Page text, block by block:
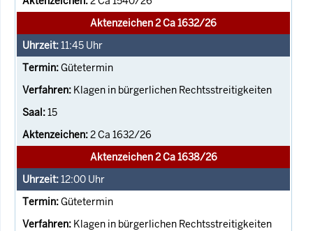
Aktenzeichen 2 Ca 1632/26
11:45 Uhr
Gütetermin
Klagen in bürgerlichen Rechtsstreitigkeiten
15
2 Ca 1632/26
Aktenzeichen 2 Ca 1638/26
12:00 Uhr
Gütetermin
Klagen in bürgerlichen Rechtsstreitigkeiten